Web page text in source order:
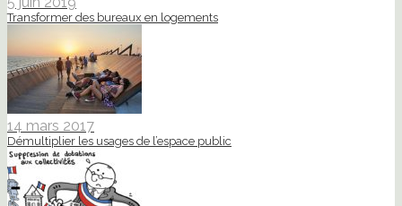
Transformer des bureaux en logements
14 mars 2017
Démultiplier les usages de l’espace public